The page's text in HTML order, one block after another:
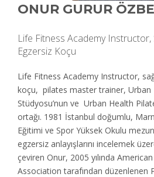
ONUR GURUR
Life Fitness Academy Instructor,
Egzersiz Koçu
Life Fitness Academy Instructor,
koçu, pilates master trainer, Urban
Stüdyosu’nun ve Urban Health
ortağı. 1981 İstanbul doğumlu,
Eğitimi ve Spor Yüksek Okulu
egzersiz anlayışlarını incelemek
çeviren Onur, 2005 yılında
Association tarafından düzenlenen